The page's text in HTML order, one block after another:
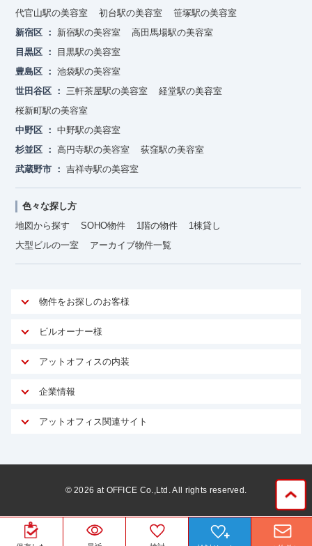
代官山駅の美容室
初台駅の美容室
笹塚駅の美容室
新宿区
新宿駅の美容室
高田馬場駅の美容室
目黒区
目黒駅の美容室
豊島区
池袋駅の美容室
世田谷区
三軒茶屋駅の美容室
経堂駅の美容室
桜新町駅の美容室
中野区
中野駅の美容室
杉並区
高円寺駅の美容室
荻窪駅の美容室
武蔵野市
吉祥寺駅の美容室
色々な探し方
地図から探す
SOHO物件 1階の物件
1棟貸し
大型ビルの一室
アーカイブ物件一覧
物件をお探しのお客様
アットオフィスが選ばれる理由
ご契約者様インタビュー
オフィスお役立ちコラム
ビルオーナー様
オーナー様向けサービス
マイソク作成
物件情報から成約賃料を予測
リノベーション
サブリース
ビルを売却してビジネス拡大
アットオフィスの内装
サービス内容
内装に関するよくある質問
企業情報
WEBフォームからお問い合わせ
アットオフィス関連サイト
アットレジデンス
ビルアド
ベンチャー・フォーラム
©2026 at OFFICE Co.,Ltd. All rights reserved.